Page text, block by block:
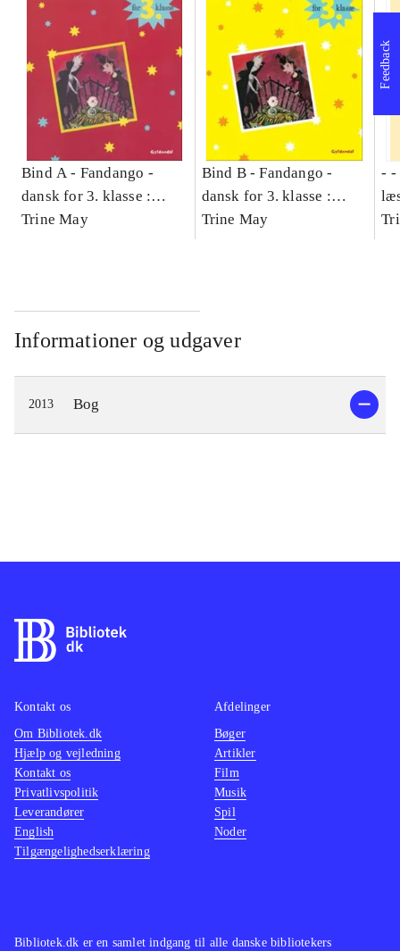
Bind A - Fandango -
dansk for 3. klasse :
grundbog -- Arbejdsbog.
Trine May
Bind B -Fandango -
dansk for 3. klasse :
grundbog -- Arbejdsbog.
Trine May
- -
-
Informationer og udgaver
2013 Bog
Feedback
Bibliotek.dk er en samlet indgang til alle danske bibliotekers
Kontakt os
Om Bibliotek.dk
Hjælp og vejledning
Kontakt os
Privatlivspolitik
Leverandører
English
Tilgængelighedserklæring
Afdelinger
Bøger
Artikler
Film
Musik
Spil
Noder